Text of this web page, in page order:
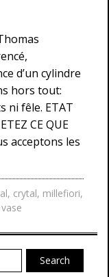
d’un cylindre
hors tout:
ni fêle. ETAT
CE QUE
acceptons les
, crytal, millefiori,
vase
Search